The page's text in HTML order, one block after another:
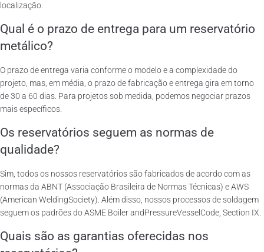
localização.
Qual é o prazo de entrega para um reservatório
metálico?
O prazo de entrega varia conforme o modelo e a complexidade do
projeto, mas, em média, o prazo de fabricação e entrega gira em torno
de 30 a 60 dias. Para projetos sob medida, podemos negociar prazos
mais específicos.
Os reservatórios seguem as normas de
qualidade?
Sim, todos os nossos reservatórios são fabricados de acordo com as
normas da ABNT (Associação Brasileira de Normas Técnicas) e AWS
(American WeldingSociety). Além disso, nossos processos de soldagem
seguem os padrões do ASME Boiler andPressureVesselCode, Section IX.
Quais são as garantias oferecidas nos